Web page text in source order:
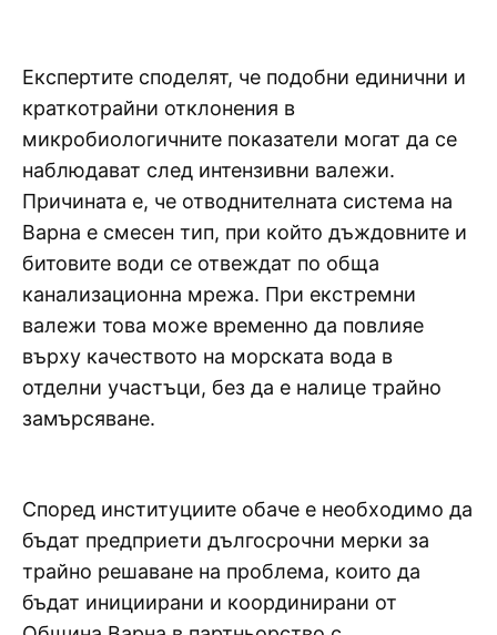
Експертите споделят, че подобни единични и
краткотрайни отклонения в
микробиологичните показатели могат да се
наблюдават след интензивни валежи.
Причината е, че отводнителната система на
Варна е смесен тип, при който дъждовните и
битовите води се отвеждат по обща
канализационна мрежа. При екстремни
валежи това може временно да повлияе
върху качеството на морската вода в
отделни участъци, без да е налице трайно
замърсяване.
Според институциите обаче е необходимо да
бъдат предприети дългосрочни мерки за
трайно решаване на проблема, които да
бъдат инициирани и координирани от